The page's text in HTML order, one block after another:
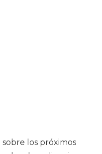
los próximos